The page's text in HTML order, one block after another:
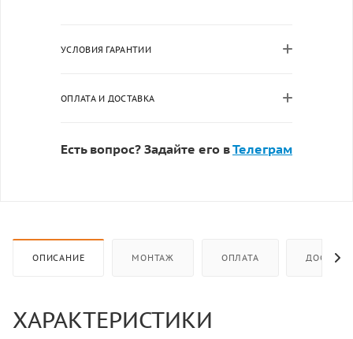
УСЛОВИЯ ГАРАНТИИ
ОПЛАТА И ДОСТАВКА
Есть вопрос? Задайте его вТелеграм
ОПИСАНИЕ МОНТАЖ ОПЛАТА
ХАРАКТЕРИСТИКИ